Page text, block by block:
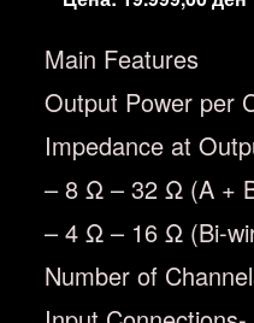
Main Features
Output Power per
Impedance at
– 8 Ω – 32 Ω (A +
– 4 Ω – 16 Ω (Bi-
Number of